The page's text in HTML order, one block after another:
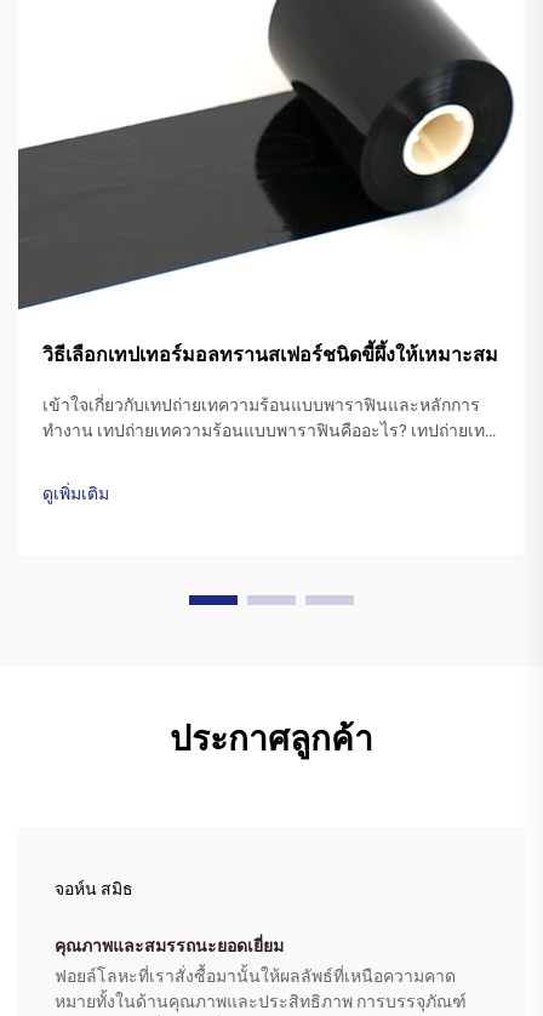
วิธีเลือกเทปเทอร์มอลทรานสเฟอร์ชนิดขี้ผึ้งให้เหมาะสม
เข้าใจเกี่ยวกับเทปถ่ายเทความร้อนแบบพาราฟินและหลักการ
ทำงาน เทปถ่ายเทความร้อนแบบพาราฟินคืออะไร? เทปถ่ายเท
เคลือบด้วยสูตรพิเศษของหมึกพาราฟิน เมื่อหัวพิมพ์ของ
เครื่องพิมพ์ ...
ดูเพิ่มเติม
ประกาศลูกค้า
จอห์น สมิธ
คุณภาพและสมรรถนะยอดเยี่ยม
ฟอยล์โลหะที่เราสั่งซื้อมานั้นให้ผลลัพธ์ที่เหนือความคาด
หมายทั้งในด้านคุณภาพและประสิทธิภาพ การบรรจุภัณฑ์